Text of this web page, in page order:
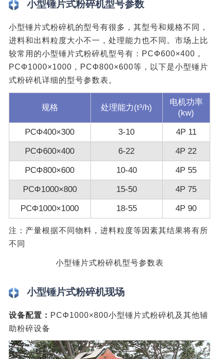
小型锤片式粉碎机型号参数
小型锤片式粉碎机的型号有很多，其型号和规格不同，
进料和出料粒度大小不一，处理能力也不同。市场上比
较常用的小型锤片式粉碎机型号有：PCΦ600×400，
PCΦ1000×1000，PCΦ800×600等，以下是小型锤片
式粉碎机详细的型号参数表。
规格 处理能力(t³/h)
电机功率
(kw)
PCΦ400×300 3-10 4P 11
PCΦ600×400 6-22 4P 22
PCΦ800×600 10-40 4P 55
PCΦ1000×800 15-50 4P 75
PCΦ1000×1000 18-55 4P 90
注：产量根据不同物料，进料粒度等因素其结果将有所
不同
小型锤片式粉碎机型号参数表
小型锤片式粉碎机现场
设备配置： PCΦ1000×800小型锤片式粉碎机及其他辅
助粉碎设备